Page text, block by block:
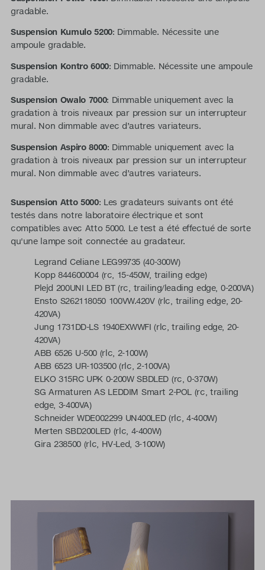
gradable.
Suspension Kumulo 5200: Dimmable. Nécessite une
ampoule gradable.
Suspension Kontro 6000: Dimmable. Nécessite une ampoule
gradable.
Suspension Owalo 7000: Dimmable uniquement avec la
gradation à trois niveaux par pression sur un interrupteur
mural. Non dimmable avec d’autres variateurs.
Suspension Aspiro 8000: Dimmable uniquement avec la
gradation à trois niveaux par pression sur un interrupteur
mural. Non dimmable avec d’autres variateurs.
Suspension Atto 5000: Les gradateurs suivants ont été
testés dans notre laboratoire électrique et sont
compatibles avec Atto 5000. Le test a été effectué de sorte
qu'une lampe soit connectée au gradateur.
Legrand Celiane LEG99735 (40-300W)
Kopp 844600004 (rc, 15-450W, trailing edge)
Plejd 200UNI LED BT (rc, trailing/leading edge, 0-200VA)
Ensto S262118050 100VW.420V (rlc, trailing edge, 20-
420VA)
Jung 1731DD-LS 1940EXWWFI (rlc, trailing edge, 20-
420VA)
ABB 6526 U-500 (rlc, 2-100W)
ABB 6523 UR-103500 (rlc, 2-100VA)
ELKO 315RC UPK 0-200W SBDLED (rc, 0-370W)
SG Armaturen AS LEDDIM Smart 2-POL (rc, trailing
edge, 3-400VA)
Schneider WDE002299 UN400LED (rlc, 4-400W)
Merten SBD200LED (rlc, 4-400W)
Gira 238500 (rlc, HV-Led, 3-100W)